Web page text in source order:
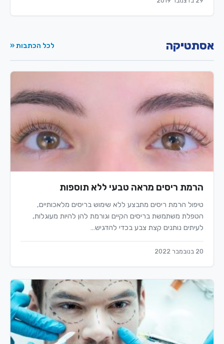
אסתטיקה לכל הכתבות «
הרמת ריסים מראה טבעי ללא תוספות
טיפול הרמת ריסים מתבצע ללא שימוש בריסים מלאכותיים,
הטפלת משתמשת בריסים הקיים וגורמת להן להיות מעוגלות,
לעיתים נותנים קצת צבע בכדי להדגיש…
20 בנובמבר 2022